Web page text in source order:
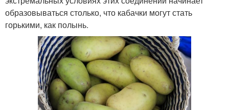
образовываться столько, что кабачки могут стать
горькими, как полынь.